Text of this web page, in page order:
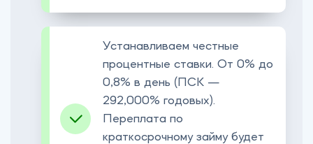
Устанавливаем честные
процентные ставки. От 0% до
0,8% в день (ПСК —
292,000% годовых).
Переплата по
краткосрочному займу будет